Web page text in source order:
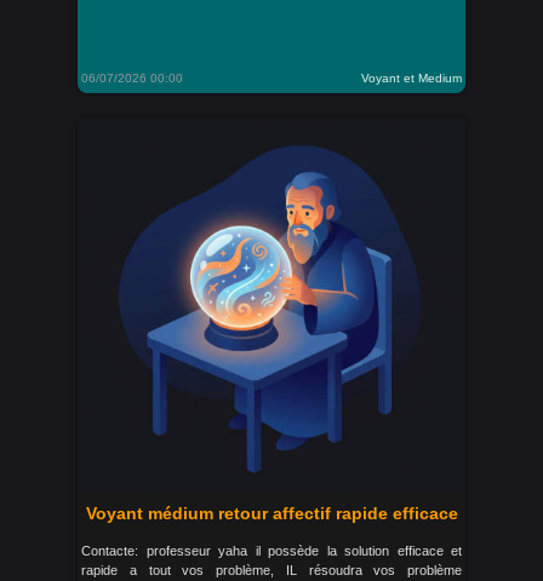
06/07/2026 00:00 Voyant et Medium
Voyant médium retour affectif rapide efficace
Contacte: professeur yaha il possède la solution efficace et
rapide a tout vos problème, IL résoudra vos problème